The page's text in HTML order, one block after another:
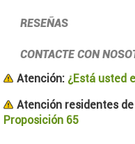
RESEÑAS
CONTACTE CON
Atención: ¿Está usted
Atención residentes
Proposición 65